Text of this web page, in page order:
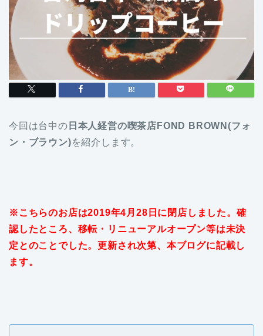
今回は台中の 日本人経営の喫茶店FOND BROWN(フォ
ン・ブラウン)を紹介します。
※こちらのお店は2019年4月28日に閉店しました。確
認したところ、移転・リニューアルオープン等は未決
定とのことでした。更新され次第、本ブログに記載し
ます。